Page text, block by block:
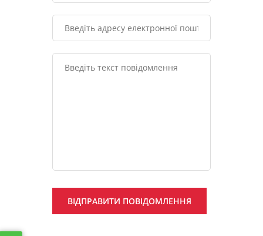
ВІДПРАВИТИ ПОВІДОМЛЕННЯ